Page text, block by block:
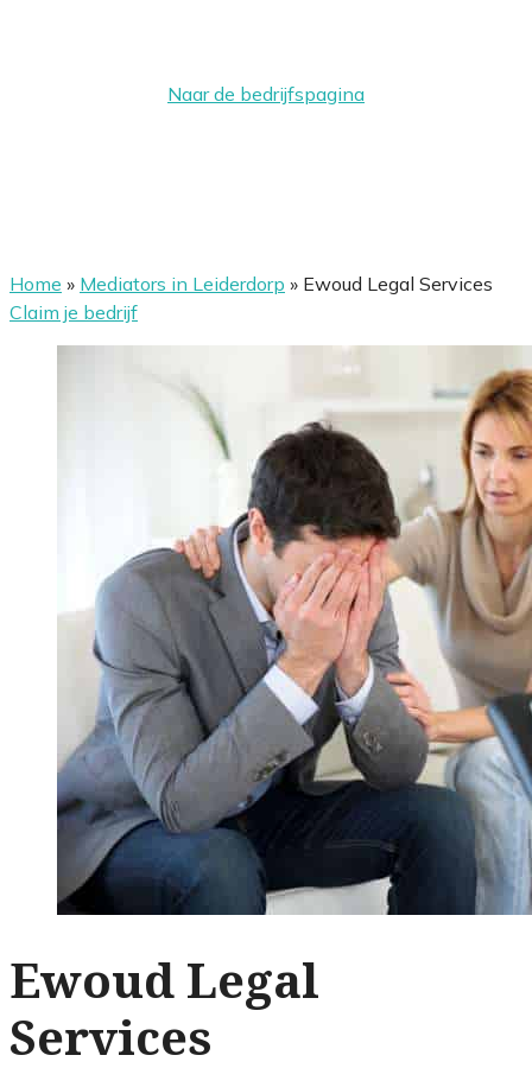
Naar de bedrijfspagina
Home » Mediators in Leiderdorp » Ewoud Legal Services
Claim je bedrijf
Ewoud Legal
Services